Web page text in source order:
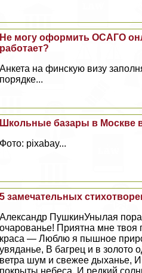
Не могу оформить ОСАГО
работает?
Анкета на финскую визу
порядке...
Школьные базары в Москве в
Фото: pixabay...
5 замечательных
Александр ПушкинУнылая
очарованье! Приятна мне твоя
краса — Люблю я пышное
увяданье, В багрец и в золото
ветра шум и свежее дыханье,
покрыты небеса, И редкий